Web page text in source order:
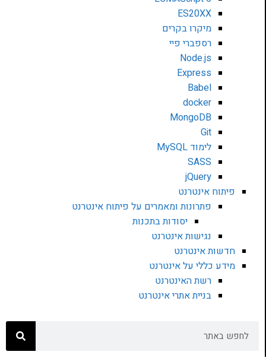
ES20XX
מיקרו בקרים
רספברי פיי
Node.js
Express
Babel
docker
MongoDB
Git
לימוד MySQL
SASS
jQuery
פיתוח אינטרנט
פתרונות ומאמרים על פיתוח אינטרנט
יסודות בתכנות
נגישות אינטרנט
חדשות אינטרנט
מידע כללי על אינטרנט
רשת האינטרנט
בניית אתרי אינטרנט